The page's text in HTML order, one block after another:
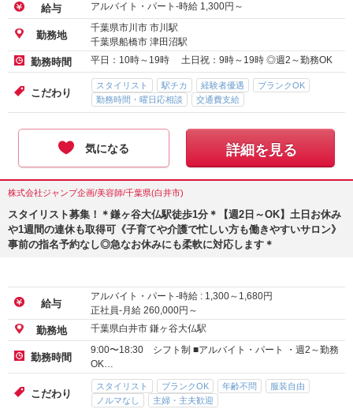
給与 アルバイト・パート-時給 1,300円～
勤務地
千葉県市川市 市川駅
千葉県船橋市 津田沼駅
勤務時間 平日：10時～19時 土日祝：9時～19時 ◎週2～勤務OK
こだわり
スタイリスト 駅チカ 経験者優遇
ブランクOK
勤務時間・曜日応相談
交通費支給
気になる 詳細を見る
株式会社ジャンプ企画/美容師/千葉県(白井市)
スタイリスト募集！＊鎌ヶ谷大仏駅徒歩1分＊【週2日～OK】土日お休み
や1週間の連休も取得可《子育てや介護で忙しい方も働きやすいサロン》
事前の指名予約なし◎急なお休みにも柔軟に対応します＊